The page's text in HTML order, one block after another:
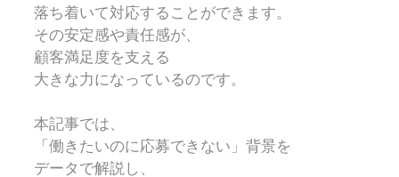
落ち着いて対応することができます。
その安定感や責任感が、
顧客満足度を支える
大きな力になっているのです。
本記事では、
「働きたいのに応募できない」背景を
データで解説し、